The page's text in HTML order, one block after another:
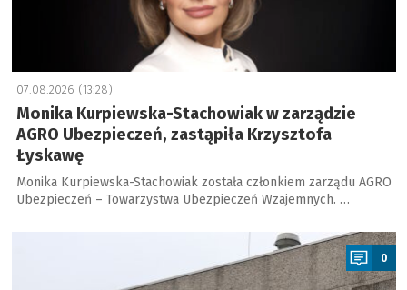
07.08.2026 (13:28)
Monika Kurpiewska-Stachowiak w zarządzie
AGRO Ubezpieczeń, zastąpiła Krzysztofa
Łyskawę
Monika Kurpiewska-Stachowiak została członkiem zarządu AGRO
Ubezpieczeń – Towarzystwa Ubezpieczeń Wzajemnych. …
0